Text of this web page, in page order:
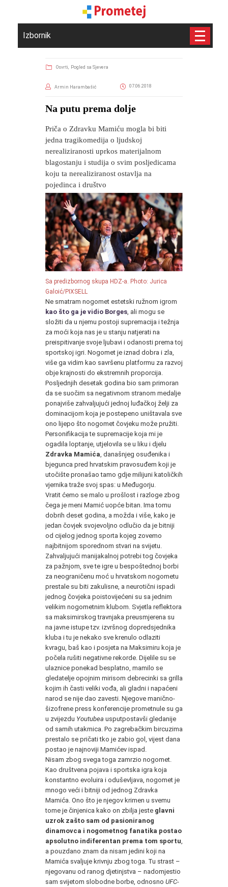
Izbornik
Osvrti, Pogled sa Sjevera
Armin Harambašić 07.06.2018
Na putu prema dolje
Priča o Zdravku Mamiću mogla bi biti
jedna tragikomedija o ljudskoj
nerealiziranosti uprkos materijalnom
blagostanju i studija o svim posljedicama
koju ta nerealiziranost ostavlja na
pojedinca i društvo
Sa predizbornog skupa HDZ-a. Photo: Jurica
Galoić/PIXSELL
Ne smatram nogomet estetski ružnom igrom
kao što ga je vidio Borges , ali mogu se
složiti da u njemu postoji supremacija i težnja
za moći koja nas je u stanju natjerati na
preispitivanje svoje ljubavi i odanosti prema toj
sportskoj igri. Nogomet je iznad dobra i zla,
više ga vidim kao savršenu platformu za razvoj
obje krajnosti do ekstremnih proporcija.
Posljednjih desetak godina bio sam primoran
da se suočim sa negativnom stranom medalje
ponajviše zahvaljujući jednoj luđačkoj želji za
dominacijom koja je postepeno uništavala sve
ono lijepo što nogomet čovjeku može pružiti.
Personifikacija te supremacije koja mi je
ogadila loptanje, utjelovila se u liku i djelu
Zdravka Mamića , današnjeg osuđenika i
bjegunca pred hrvatskim pravosuđem koji je
utočište pronašao tamo gdje milijuni katoličkih
vjernika traže svoj spas: u Međugorju.
Vratit ćemo se malo u prošlost i razloge zbog
čega je meni Mamić uopće bitan. Ima tomu
dobrih deset godina, a možda i više, kako je
jedan čovjek svojevoljno odlučio da je bitniji
od cijelog jednog sporta kojeg zovemo
najbitnijom sporednom stvari na svijetu.
Zahvaljujući manijakalnoj potrebi tog čovjeka
za pažnjom, sve te igre u bespoštednoj borbi
za neograničenu moć u hrvatskom nogometu
prestale su biti zakulisne, a neurotični ispadi
jednog čovjeka poistovijećeni su sa jednim
velikim nogometnim klubom. Svjetla reflektora
sa maksimirskog travnjaka preusmjerena su
na javne istupe tzv. izvršnog dopredsjednika
kluba i tu je nekako sve krenulo odlaziti
kvragu, baš kao i posjeta na Maksimiru koja je
počela rušiti negativne rekorde. Dijelile su se
ulaznice ponekad besplatno, mamilo se
gledatelje opojnim mirisom debrecinki sa grilla
kojim ih časti veliki vođa, ali gladni i napaćeni
narod se nije dao zavesti. Njegove manično-
šizofrene press konferencije prometnule su ga
u zvijezdu Youtubea usputpostavši gledanije
od samih utakmica. Po zagrebačkim bircuzima
prestalo se pričati tko je zabio gol, vijest dana
postao je najnoviji Mamićev ispad.
Nisam zbog svega toga zamrzio nogomet.
Kao društvena pojava i sportska igra koja
konstantno evoluira i oduševljava, nogomet je
mnogo veći i bitniji od jednog Zdravka
Mamića. Ono što je njegov krimen u svemu
tome je činjenica kako on zbilja jeste glavni
uzrok zašto sam od pasioniranog
dinamovca i nogometnog fanatika postao
apsolutno indiferentan prema tom sportu
a pouzdano znam da nisam jedini koji na
Mamića svaljuje krivnju zbog toga. Tu strast –
njegovanu od ranog djetinjstva – nadomjestio
sam svijetom slobodne borbe, odnosno UFC-